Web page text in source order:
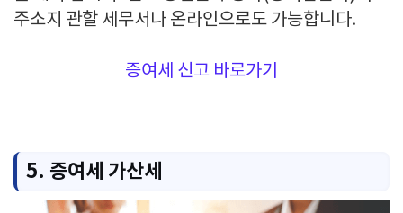
주소지 관할 세무서나 온라인으로도 가능합니다.
증여세 신고 바로가기
5. 증여세 가산세